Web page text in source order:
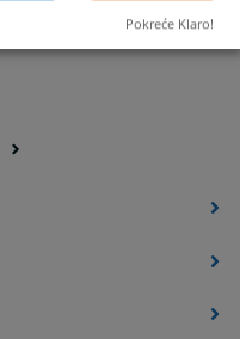
Pokreće Klaro!